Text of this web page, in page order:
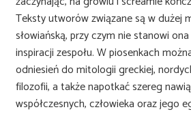
Teksty utworów związane są w dużej
słowiańską, przy czym nie stanowi
inspiracji zespołu. W piosenkach
odniesień do mitologii greckiej,
filozofii, a także napotkać szereg
współczesnych, człowieka oraz jego